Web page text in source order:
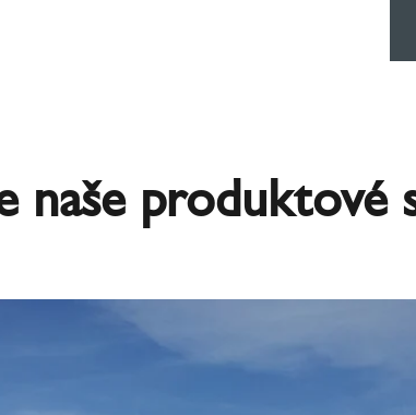
naše produktové